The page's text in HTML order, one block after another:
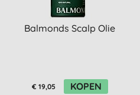
Balmonds Scalp Olie
€ 19,05 KOPEN